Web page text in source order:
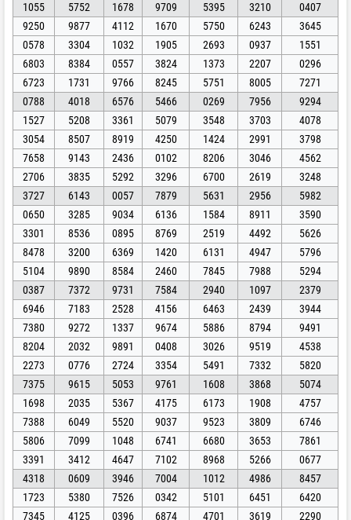
1055
5752 1678 9709 5395 3210
0407
9250
9877 4112 1670 5750 6243
3645
0578
3304 1032 1905 2693 0937
1551
6803
8384 0557 3824 1373 2207
0296
6723
1731 9766 8245 5751 8005
7271
0788
4018 6576 5466 0269 7956
9294
1527
5208 3361 5079 3548 3703
4078
3054
8507 8919 4250 1424 2991
3798
7658
9143 2436 0102 8206 3046
4562
2706
3835 5292 3296 6700 2619
3248
3727
6143 0057 7879 5631 2956
5982
0650
3285 9034 6136 1584 8911
3590
3301
8536 0895 8769 2519 4492
5626
8478
3200 6369 1420 6131 4947
5796
5104
9890 8584 2460 7845 7988
5294
0387
7372 9731 7584 2940 1097
2379
6946
7183 2528 4156 6463 2439
3944
7380
9272 1337 9674 5886 8794
9491
8204
2032 9891 0408 3026 9519
4538
2273
0776 2724 3354 5491 7332
5820
7375
9615 5053 9761 1608 3868
5074
1698
2035 5367 4175 6173 1908
4757
7388
6049 5520 9037 9523 3809
6746
5806
7099 1048 6741 6680 3653
7861
3391
3412 4647 7102 8968 5266
0677
4318
0609 3946 7004 1012 4986
8457
1723
5380 7526 0342 5101 6451
6420
7345
4125 0396 6874 4701 3619 2290